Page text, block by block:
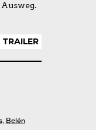
TRAILER
,Belén